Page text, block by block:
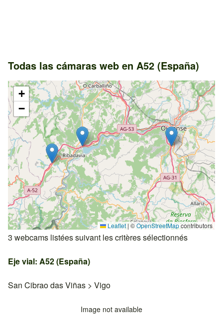
Todas las cámaras web en A52 (España)
+
−
Leaflet | ©OpenStreetMapcontributors
3 webcams listées suivant les critères sélectionnés
Eje vial: A52 (España)
San Cibrao das Viñas > Vigo
Image not available